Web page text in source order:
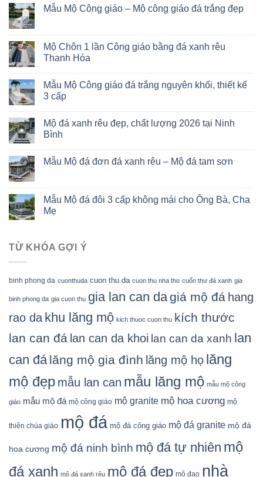
Mẫu Mộ Công giáo – Mộ công giáo đá trắng đẹp
Mộ Chôn 1 lần Công giáo bằng đá xanh rêu
Thanh Hóa
Mẫu Mộ Công giáo đá trắng nguyên khối, thiết kế
3 cấp
Mộ đá xanh rêu đẹp, chất lượng 2026 tại Ninh
Bình
Mẫu Mộ đá đơn đá xanh rêu – Mộ đá tam sơn
Mẫu Mộ đá đôi 3 cấp không mái cho Ông Bà, Cha
Mẹ
TỪ KHÓA GỢI Ý
binh phong da cuonthuda cuon thu da cuon thu nha tho cuốn thư đá xanh gia
binh phong da gia cuon thu gia lan can dagiá mộ đá hang
rao da khu lăng mộ kich thuoc cuon thu kích thước
lan can đá lan can da khoi lan can da xanh lan
can đá lăng mộ gia đình lăng mộ họ lăng
mộ đẹp mẫu lan can mẫu lăng mộ mẫu mộ công
giáo mẫu mộ đá mộ công giáo mộ granite mộ hoa cương mộ
thiên chúa giáo mộ đá mộ đá công giáo mộ đá granite mộ đá
hoa cương mộ đá ninh bình mộ đá tự nhiên mộ
đá xanh mộ đá xanh rêu mộ đá đẹp mộ đạo nhà